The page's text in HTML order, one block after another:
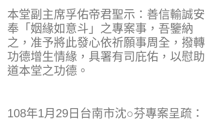
本堂副主席孚佑帝君聖示：善信輸誠安
奉「姻緣如意斗」之專案事，吾鑒納
之，准予將此發心依祈願事周全，撥轉
功德增生情緣，具署有司庇佑，以慰助
道本堂之功德。
108年1月29日台南市沈○芬專案呈疏：